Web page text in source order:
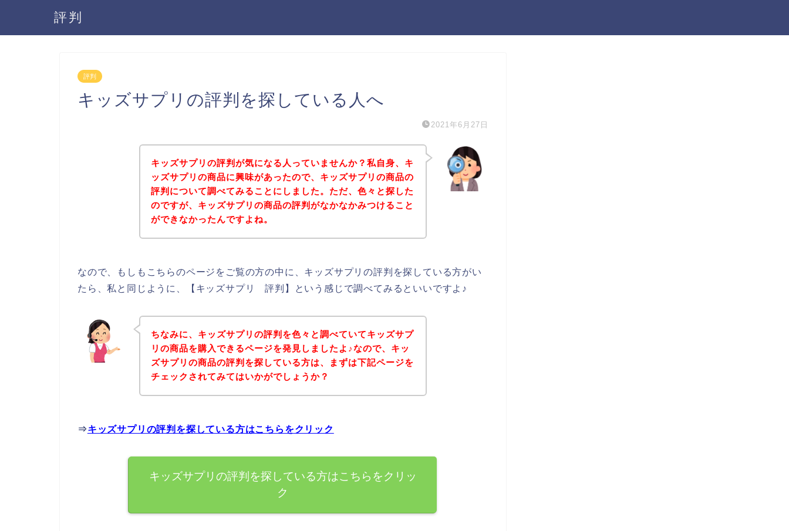
評判
評判
キッズサプリの評判を探している人へ
2021年6月27日
キッズサプリの評判が気になる人っていませんか？私自身、キ
ッズサプリの商品に興味があったので、キッズサプリの商品の
評判について調べてみることにしました。ただ、色々と探した
のですが、キッズサプリの商品の評判がなかなかみつけること
ができなかったんですよね。
なので、もしもこちらのページをご覧の方の中に、キッズサプリの評判を探している方がい
たら、私と同じように、【キッズサプリ 評判】という感じで調べてみるといいですよ♪
ちなみに、キッズサプリの評判を色々と調べていてキッズサプ
リの商品を購入できるページを発見しましたよ♪なので、キッ
ズサプリの商品の評判を探している方は、まずは下記ページを
チェックされてみてはいかがでしょうか？
⇒キッズサプリの評判を探している方はこちらをクリック
キッズサプリの評判を探している方はこちらをクリッ
ク